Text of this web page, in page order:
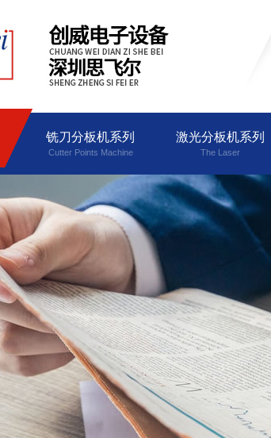
铣刀分板机系列
Cutter Points Machine
激光分板机系列
The Laser